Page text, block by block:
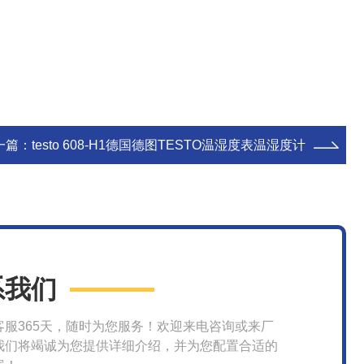
篇： testo 608-H1德国德图TESTO温湿度表温湿度计
们
服365天，随时为您服务！欢迎来电咨询或来厂
们将竭诚为您提供详细介绍，并为您配置合适的